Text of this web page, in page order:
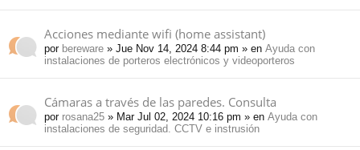
Acciones mediante wifi (home assistant)
por bereware » Jue Nov 14, 2024 8:44 pm » en Ayuda con
instalaciones de porteros electrónicos y videoporteros
Cámaras a través de las paredes. Consulta
por rosana25 » Mar Jul 02, 2024 10:16 pm » en Ayuda con
instalaciones de seguridad. CCTV e instrusión